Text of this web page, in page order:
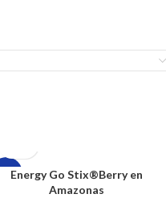
-25%Energy Go Stix®Berry en
Amazonas